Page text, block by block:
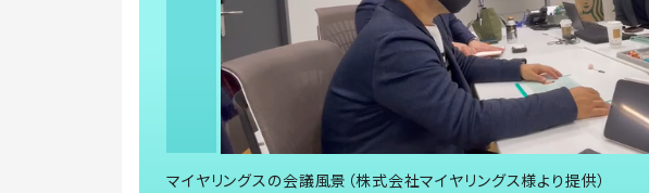
マイヤリングスの会議風景（株式会社マイヤリングス様より提供）